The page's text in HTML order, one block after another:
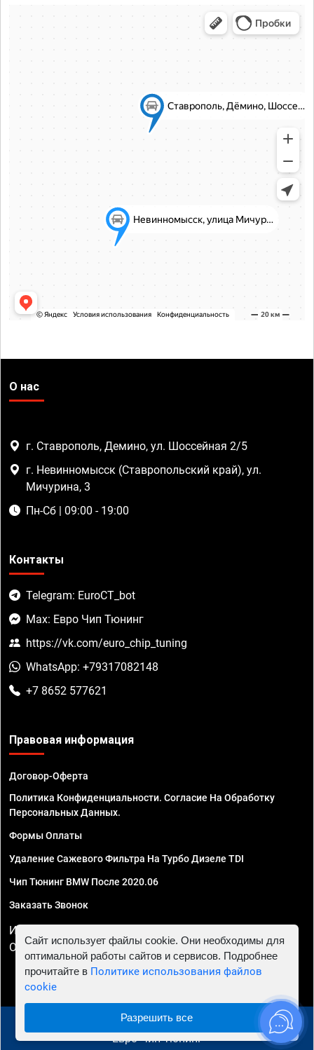
О нас
г. Ставрополь, Демино, ул. Шоссейная 2/5
г. Невинномысск (Ставропольский край), ул.
Мичурина, 3
Пн-Сб | 09:00 - 19:00
Контакты
Telegram: EuroCT_bot
Max: Евро Чип Тюнинг
https://vk.com/euro_chip_tuning
WhatsApp: +79317082148
+7 8652 577621
Правовая информация
Договор-Оферта
Политика Конфиденциальности. Согласие На Обработку
Персональных Данных.
Формы Оплаты
Удаление Сажевого Фильтра На Турбо Дизеле TDI
Чип Тюнинг BMW После 2020.06
Заказать Звонок
ИП Смирнов Георгий Павлович. ИНН 781302555843,
ОГРНИП 324470400032610
© 2010 - 2026 Чип тюнинг в Ставрополе - Автосервис
"Евро Чип Тюнинг"
Сайт использует файлы cookie. Они необходимы для
оптимальной работы сайтов и сервисов. Подробнее
прочитайте в Политике использования файлов
cookie
Разрешить все